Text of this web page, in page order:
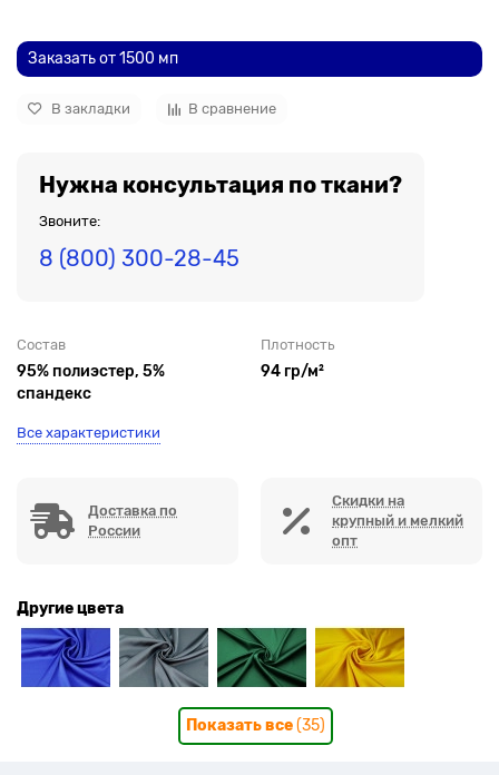
Заказать от 1500 мп
В закладки В сравнение
Нужна консультация по ткани?
Звоните:
8 (800) 300-28-45
Состав
95% полиэстер, 5%
спандекс
Плотность
94 гр/м²
Все характеристики
Доставка по
России
Скидки на
крупный и мелкий
опт
Другие цвета
Показать все(35)